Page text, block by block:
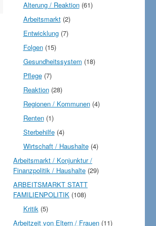
Alterung / Reaktion(61)
Arbeitsmarkt(2)
Entwicklung(7)
Folgen(15)
Gesundheitssystem (18)
Pflege(7)
Reaktion(28)
Regionen / Kommunen(4)
Renten(1)
Sterbehilfe(4)
Wirtschaft / Haushalte(4)
Arbeitsmarkt / Konjunktur /
Finanzpolitik / Haushalte (29)
ARBEITSMARKT STATT
FAMILIENPOLITIK (108)
Kritik(5)
Arbeitzeit von Eltern / Frauen (11)